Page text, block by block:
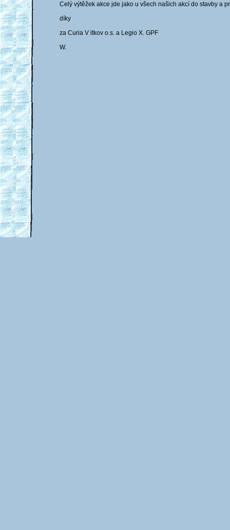
Celý výtěžek akce jde jako u všech našich akcí do stavby a
díky
za Curia V itkov o.s. a Legio X. GPF
W.